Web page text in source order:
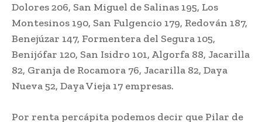
Dolores 206, San Miguel de Salinas 195, Los
Montesinos 190, San Fulgencio 179, Redován 187,
Benejúzar 147, Formentera del Segura 105,
Benijófar 120, San Isidro 101, Algorfa 88, Jacarilla
82, Granja de Rocamora 76, Jacarilla 82, Daya
Nueva 52, Daya Vieja 17 empresas.
Por renta percápita podemos decir que Pilar de